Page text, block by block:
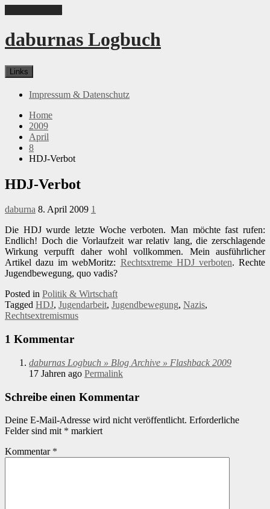
daburnas Logbuch
Links
Impressum & Datenschutz
Home
2009
April
8
HDJ-Verbot
HDJ-Verbot
daburna 8. April 2009 1
Die HDJ wurde letzte Woche verboten. Man möchte fast rufen:
Endlich! Doch die Vorlaufzeit war relativ lang, die zerschlagende
Wirkung verpufft daher wohl vollkommen. Mein ausführlicher
Artikel dazu im webMoritz: Rechtsxtreme HDJ verboten. Rechte
Jugendbewegung, quo vadis?
Posted in Politik & Wirtschaft
Tagged HDJ, Jugendarbeit, Jugendbewegung, Nazis,
Rechtsextremismus
1 Kommentar
daburnas Logbuch » Blog Archive » Flashback 2009
17 Jahren ago Permalink
Schreibe einen Kommentar
Deine E-Mail-Adresse wird nicht veröffentlicht. Erforderliche
Felder sind mit * markiert
Kommentar *